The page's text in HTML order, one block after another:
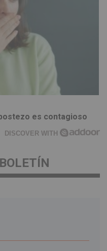
es contagioso
DISCOVER WITH